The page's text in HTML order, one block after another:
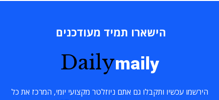
הישארו תמיד מעודכנים
Dailymaily
הירשמו עכשיו ותקבלו גם אתם ניוזלטר מקצועי יומי, המרכז את כל